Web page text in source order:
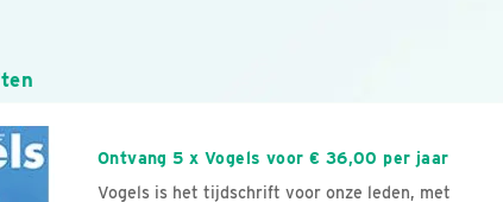
Ontvang 5 x Vogels voor € 36,00 per jaar
Vogels is het tijdschrift voor onze leden, met